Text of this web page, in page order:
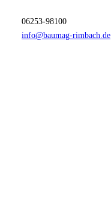
06253-98100
info@baumag-rimbach.de